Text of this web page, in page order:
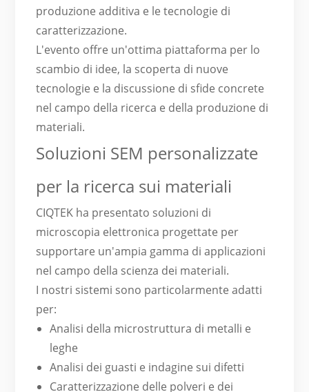
produzione additiva e le tecnologie di
caratterizzazione.
L'evento offre un'ottima piattaforma per lo
scambio di idee, la scoperta di nuove
tecnologie e la discussione di sfide concrete
nel campo della ricerca e della produzione di
materiali.
Soluzioni SEM personalizzate
per la ricerca sui materiali
CIQTEK ha presentato soluzioni di
microscopia elettronica progettate per
supportare un'ampia gamma di applicazioni
nel campo della scienza dei materiali.
I nostri sistemi sono particolarmente adatti
per:
Analisi della microstruttura di metalli e
leghe
Analisi dei guasti e indagine sui difetti
Caratterizzazione delle polveri e dei